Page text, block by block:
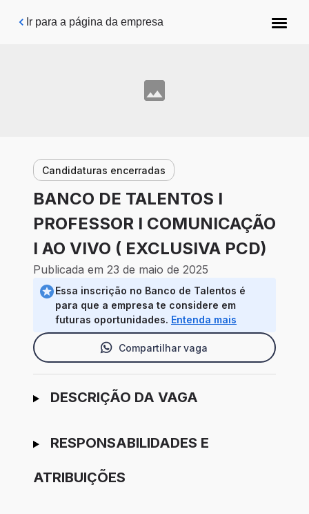
Pular para o conteúdo principal
Ir para a página da empresa
Candidaturas encerradas
BANCO DE TALENTOS I
PROFESSOR I COMUNICAÇÃO
I AO VIVO ( EXCLUSIVA PCD)
Publicada em 23 de maio de 2025
Essa inscrição no Banco de Talentos é
para que a empresa te considere em
futuras oportunidades. Entenda mais
Compartilhar vaga
Ir para candidatura
DESCRIÇÃO DA VAGA
RESPONSABILIDADES E
ATRIBUIÇÕES